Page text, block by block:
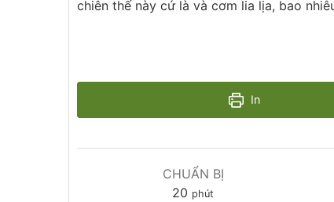
chiên thế này cứ là và cơm lia lịa, bao
In
CHUẨN BỊ
20 phút